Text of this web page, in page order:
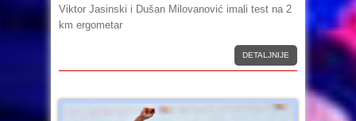
Viktor Jasinski i Dušan Milovanović imali test na 2
km ergometar
DETALJNIJE